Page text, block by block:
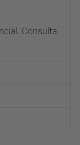
Consulta